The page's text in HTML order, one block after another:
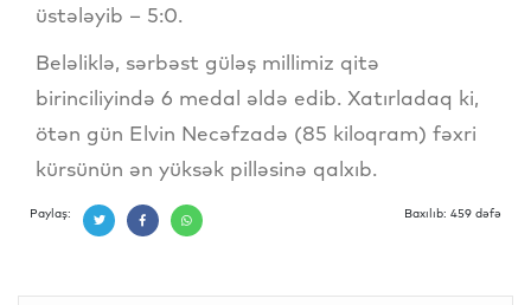
üstələyib – 5:0.
Beləliklə, sərbəst güləş millimiz qitə
birinciliyində 6 medal əldə edib. Xatırladaq ki,
ötən gün Elvin Necəfzadə (85 kiloqram) fəxri
kürsünün ən yüksək pilləsinə qalxıb.
Paylaş: Baxılıb: 459 dəfə